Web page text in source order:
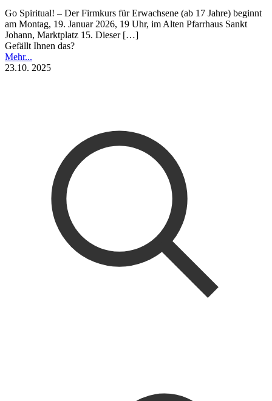
Go Spiritual! – Der Firmkurs für Erwachsene (ab 17 Jahre) beginnt
am Montag, 19. Januar 2026, 19 Uhr, im Alten Pfarrhaus Sankt
Johann, Marktplatz 15. Dieser[…]
Gefällt Ihnen das?
Mehr...
23.10. 2025